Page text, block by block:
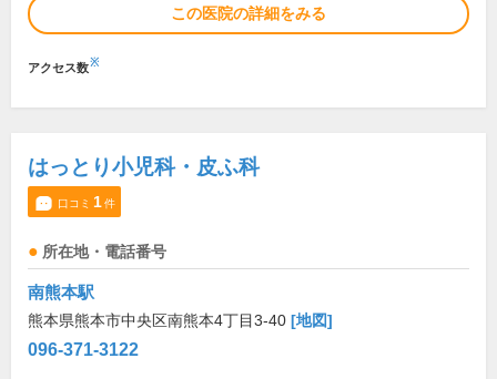
この医院の詳細をみる
アクセス数※
はっとり小児科・皮ふ科
口コミ 1件
所在地・電話番号
南熊本駅
熊本県熊本市中央区南熊本4丁目3-40 [地図]
096-371-3122